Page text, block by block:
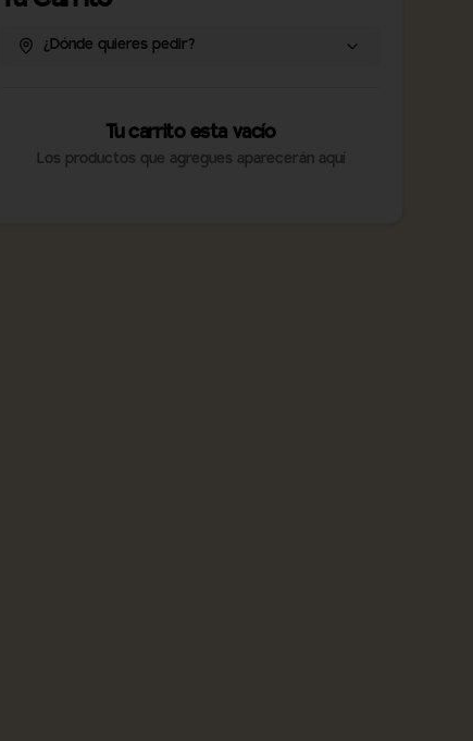
¿Dónde quieres pedir?
Tu carrito esta vacío
Los productos que agregues aparecerán aquí